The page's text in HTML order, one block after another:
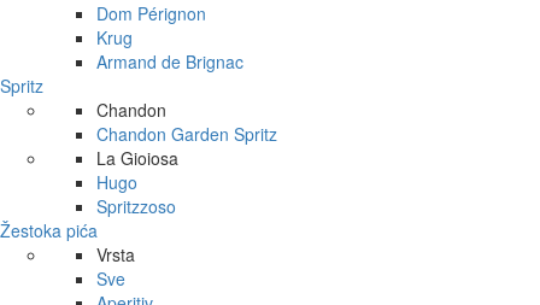
Dom Pérignon
Krug
Armand de Brignac
Spritz
Chandon
Chandon Garden Spritz
La Gioiosa
Hugo
Spritzzoso
Žestoka pića
Vrsta
Sve